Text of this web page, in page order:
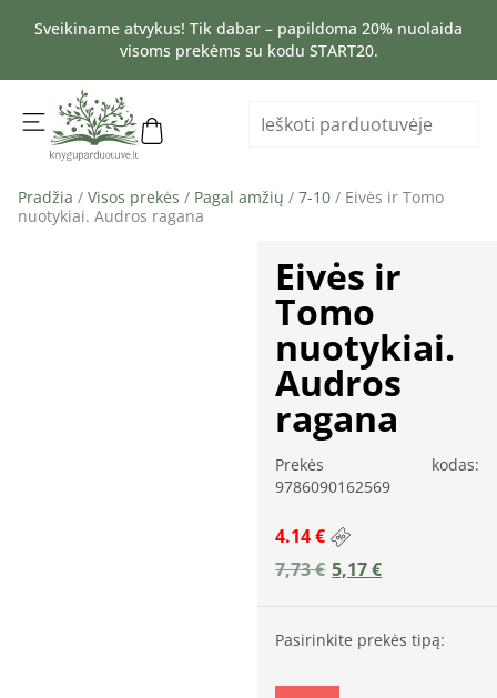
Sveikiname atvykus! Tik dabar – papildoma 20% nuolaida
visoms prekėms su kodu START20.
Pradžia / Visos prekės / Pagal amžių / 7-10 / Eivės ir Tomo
nuotykiai. Audros ragana
Eivės ir
Tomo
nuotykiai.
Audros
ragana
Prekės kodas:
9786090162569
4.14 €
7,73€ 5,17€
Pasirinkite prekės tipą: